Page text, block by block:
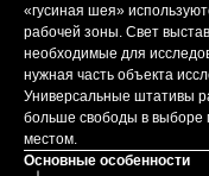
«гусиная шея»
рабочей зоны. Свет
необходимые для
нужная часть объекта
Универсальные штативы
больше свободы в выборе
местом.
Основные особенности